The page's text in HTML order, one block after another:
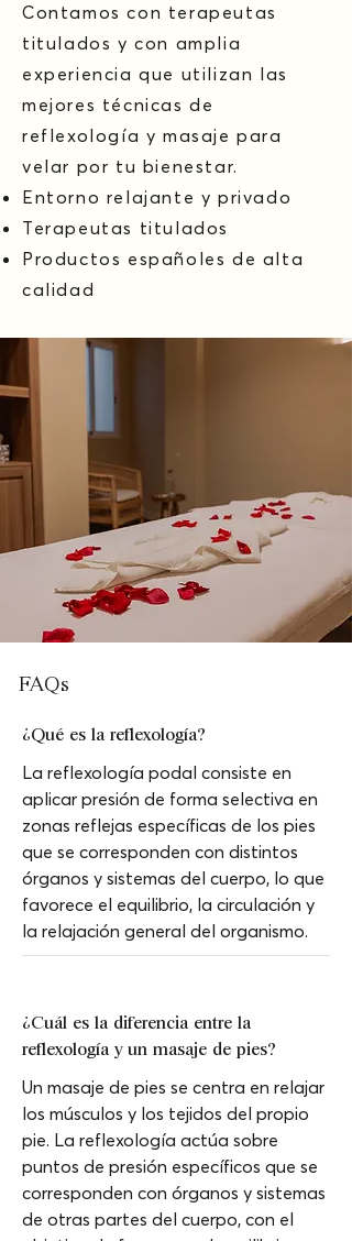
Contamos con terapeutas
titulados y con amplia
experiencia que utilizan las
mejores técnicas de
reflexología y masaje para
velar por tu bienestar.
Entorno relajante y privado
Terapeutas titulados
Productos españoles de alta
calidad
FAQs
¿Qué es la reflexología?
La reflexología podal consiste en
aplicar presión de forma selectiva en
zonas reflejas específicas de los pies
que se corresponden con distintos
órganos y sistemas del cuerpo, lo que
favorece el equilibrio, la circulación y
la relajación general del organismo.
¿Cuál es la diferencia entre la
reflexología y un masaje de pies?
Un masaje de pies se centra en relajar
los músculos y los tejidos del propio
pie. La reflexología actúa sobre
puntos de presión específicos que se
corresponden con órganos y sistemas
de otras partes del cuerpo, con el